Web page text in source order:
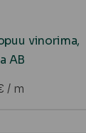
vinorima,
AB
/ m